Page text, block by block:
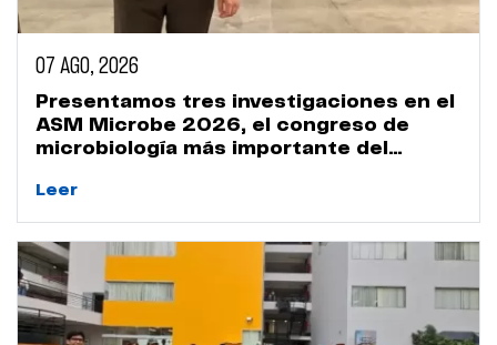
07 AGO, 2026
Presentamos tres investigaciones en el
ASM Microbe 2026, el congreso de
microbiología más importante del
Leer